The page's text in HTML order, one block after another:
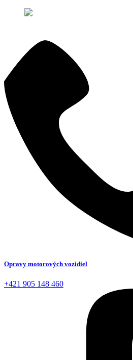
Opravy motorových vozidiel
+421 905 148 460